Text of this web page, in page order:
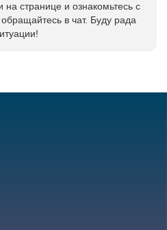
на странице и ознакомьтесь с
в чат. Буду рада